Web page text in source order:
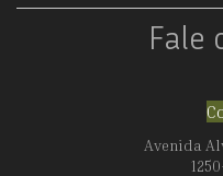
Fale
Avenida